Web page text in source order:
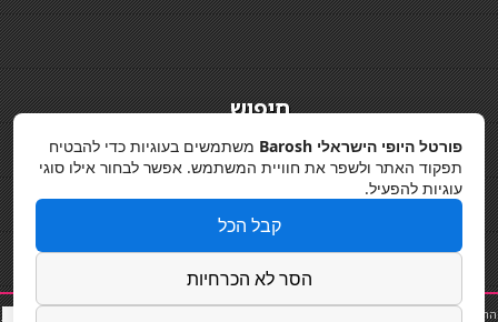
חיפוש
מדיניות פרטיות
החלקות שיער |כ סאות
פורטל היופי הישראלי Barosh
משתמשים בעוגיות כדי להבטיח
תפקוד האתר ולשפר את חוויית המשתמש. אפשר לבחור אילו סוגי
עוגיות להפעיל.
קבל הכל
הסר לא הכרחיות